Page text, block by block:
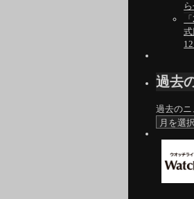
式
過去
過去のニ